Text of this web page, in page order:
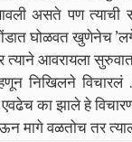
असते पण
घोळवत खुणेनेच
त्याने आवरायला
निखिलने विचारलं
का झाले हे
मागे वळतोच तर